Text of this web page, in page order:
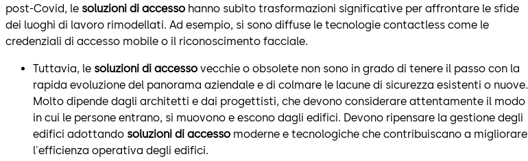
post-Covid, le soluzioni di accesso hanno subito trasformazioni significative per affrontare le sfide
dei luoghi di lavoro rimodellati. Ad esempio, si sono diffuse le tecnologie contactless come le
credenziali di accesso mobile o il riconoscimento facciale.
Tuttavia, le soluzioni di accesso vecchie o obsolete non sono in grado di tenere il passo con la
rapida evoluzione del panorama aziendale e di colmare le lacune di sicurezza esistenti o nuove.
Molto dipende dagli architetti e dai progettisti, che devono considerare attentamente il modo
in cui le persone entrano, si muovono e escono dagli edifici. Devono ripensare la gestione degli
edifici adottando soluzioni di accesso moderne e tecnologiche che contribuiscano a migliorare
l'efficienza operativa degli edifici.